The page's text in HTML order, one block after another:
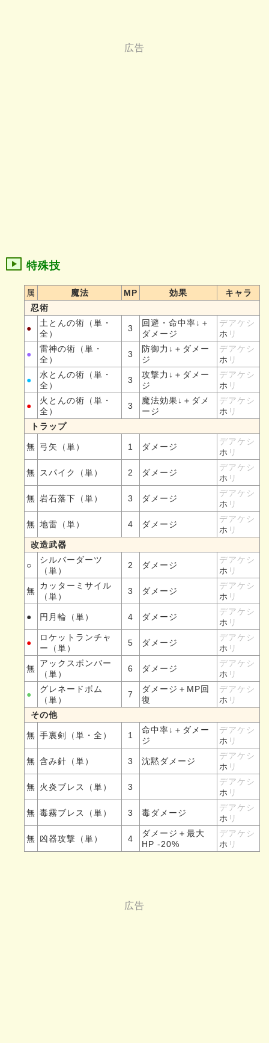
特殊技
属 魔法 MP 効果
キャラ
忍術
●
土とんの術（単・
全）
3
回避・命中率↓＋
ダメージ
デアケシ
ホ リ
●
雷神の術（単・
全）
3
防御力↓＋ダメー
ジ
デアケシ
ホ リ
●
水とんの術（単・
全）
3
攻撃力↓＋ダメー
ジ
デアケシ
ホ リ
●
火とんの術（単・
全）
3
魔法効果↓＋ダメ
ージ
デアケシ
ホ リ
トラップ
無 弓矢（単） 1 ダメージ
デアケシ
ホ リ
無 スパイク（単） 2 ダメージ
デアケシ
ホ リ
無 岩石落下（単） 3 ダメージ
デアケシ
ホ リ
無 地雷（単） 4 ダメージ
デアケシ
ホ リ
改造武器
○
シルバーダーツ
（単）
2 ダメージ
デアケシ
ホ リ
無
カッターミサイル
（単）
3 ダメージ
デアケシ
ホ リ
● 円月輪（単） 4 ダメージ
デアケシ
ホ リ
●
ロケットランチャ
ー（単）
5 ダメージ
デアケシ
ホ リ
無
アックスボンバー
（単）
6 ダメージ
デアケシ
ホ リ
●
グレネードボム
（単）
7
ダメージ＋MP回
復
デアケシ
ホ リ
その他
無 手裏剣（単・全） 1
命中率↓＋ダメー
ジ
デアケシ
ホ リ
無 含み針（単） 3 沈黙ダメージ
デアケシ
ホ リ
無 火炎ブレス（単） 3
デアケシ
ホ リ
無 毒霧ブレス（単） 3 毒ダメージ
デアケシ
ホ リ
無 凶器攻撃（単） 4
ダメージ＋最大
HP -20%
デアケシ
ホ リ